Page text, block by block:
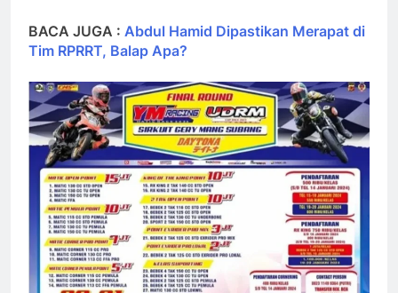
BACA JUGA : Abdul Hamid Dipastikan Merapat di
Tim RPRRT, Balap Apa?